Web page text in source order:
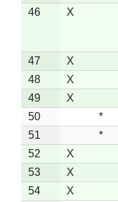
46
X
47 X
48
X
49
X
50
*
51
*
52
X
53
X
54
X